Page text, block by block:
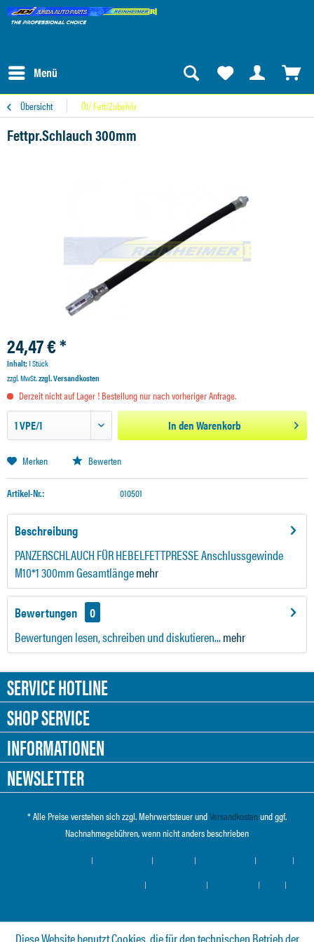
Menü
Übersicht Öl/ Fett/Zubehör
Fettpr.Schlauch 300mm
24,47 € *
Inhalt:1 Stück
zzgl. MwSt.zzgl. Versandkosten
Derzeit nicht auf Lager ! Bestellung nur nach vorheriger Anfrage.
In denWarenkorb
Merken Bewerten
Artikel-Nr.: 010501
Beschreibung
PANZERSCHLAUCH FÜR HEBELFETTPRESSE Anschlussgewinde
M10*1 300mm Gesamtlängemehr
Bewertungen
0
Bewertungen lesen, schreiben und diskutieren...mehr
SERVICE HOTLINE
SHOP SERVICE
INFORMATIONEN
NEWSLETTER
* Alle Preise verstehen sich zzgl. Mehrwertsteuer undVersandkostenund ggf.
Nachnahmegebühren, wenn nicht anders beschrieben
Diese Website benutzt Cookies, die für den technischen Betrieb der